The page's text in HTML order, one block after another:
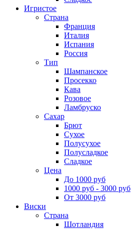
Игристое
Страна
Франция
Италия
Испания
Россия
Тип
Шампанское
Просекко
Кава
Розовое
Ламбруско
Сахар
Брют
Сухое
Полусухое
Полусладкое
Сладкое
Цена
До 1000 руб
1000 руб - 3000 руб
От 3000 руб
Виски
Страна
Шотландия